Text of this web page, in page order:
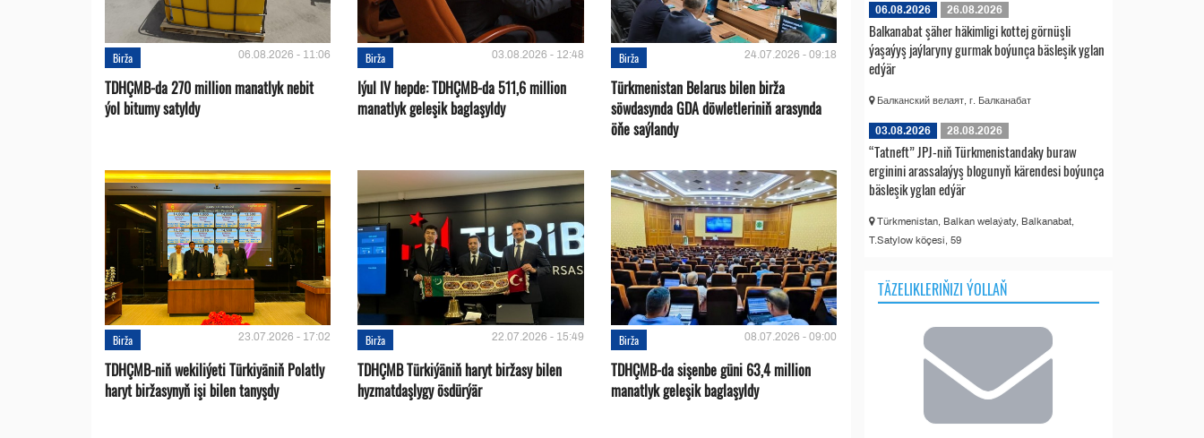
Birža 06.08.2026 - 11:06
TDHÇMB-da 270 million manatlyk nebit
ýol bitumy satyldy
Birža 03.08.2026 - 12:48
Iýul IV hepde: TDHÇMB-da 511,6 million
manatlyk geleşik baglaşyldy
Birža 24.07.2026 - 09:18
Türkmenistan Belarus bilen birža
söwdasynda GDA döwletleriniň arasynda
öňe saýlandy
Birža 23.07.2026 - 17:02
TDHÇMB-niň wekiliýeti Türkiyäniň Polatly
haryt biržasynyň işi bilen tanyşdy
Birža 22.07.2026 - 15:49
TDHÇMB Türkiýäniň haryt biržasy bilen
hyzmatdaşlygy ösdürýär
Birža 08.07.2026 - 09:00
TDHÇMB-da sişenbe güni 63,4 million
manatlyk geleşik baglaşyldy
06.08.2026 26.08.2026
Balkanabat şäher häkimligi kottej görnüşli
ýaşaýyş jaýlaryny gurmak boýunça bäsleşik yglan
edýär
Балканский велаят, г. Балканабат
03.08.2026 28.08.2026
“Tatneft” JPJ-niň Türkmenistandaky buraw
erginini arassalaýyş blogunyň kärendesi boýunça
bäsleşik yglan edýär
Türkmenistan, Balkan welaýaty, Balkanabat,
T.Satylow köçesi, 59
TÄZELIKLERIŇIZI ÝOLLAŇ